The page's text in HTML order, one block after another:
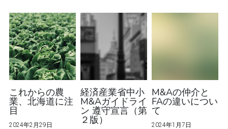
これからの農
業、北海道に注
目
2024年2月29日
経済産業省中小
M&Aガイドライ
ン 遵守宣言（第
２版）
M&Aの仲介と
FAの違いについ
て
2024年1月7日